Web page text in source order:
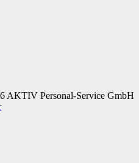
AKTIV Personal-Service GmbH